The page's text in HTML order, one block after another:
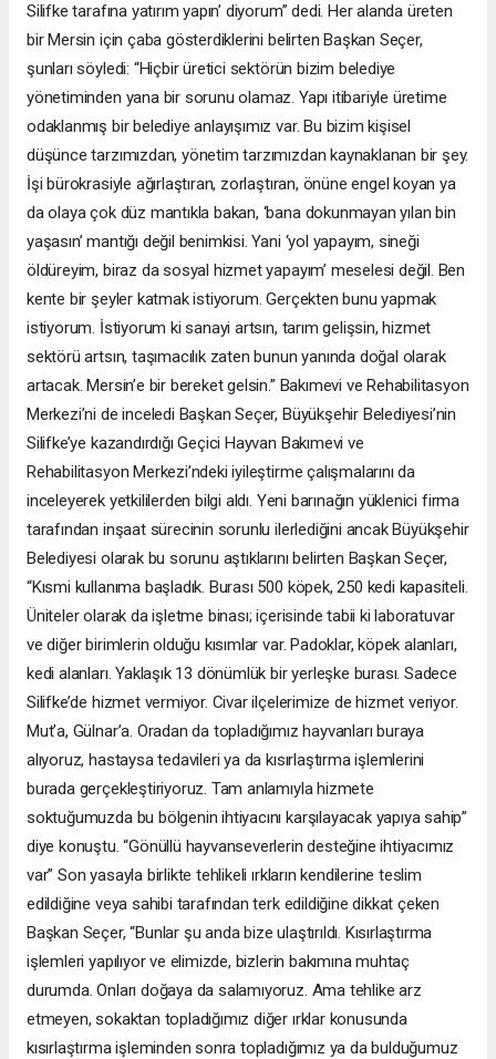
Silifke tarafına yatırım yapın’ diyorum” dedi. Her alanda üreten
bir Mersin için çaba gösterdiklerini belirten Başkan Seçer,
şunları söyledi: “Hiçbir üretici sektörün bizim belediye
yönetiminden yana bir sorunu olamaz. Yapı itibariyle üretime
odaklanmış bir belediye anlayışımız var. Bu bizim kişisel
düşünce tarzımızdan, yönetim tarzımızdan kaynaklanan bir şey.
İşi bürokrasiyle ağırlaştıran, zorlaştıran, önüne engel koyan ya
da olaya çok düz mantıkla bakan, ‘bana dokunmayan yılan bin
yaşasın’ mantığı değil benimkisi. Yani ‘yol yapayım, sineği
öldüreyim, biraz da sosyal hizmet yapayım’ meselesi değil. Ben
kente bir şeyler katmak istiyorum. Gerçekten bunu yapmak
istiyorum. İstiyorum ki sanayi artsın, tarım gelişsin, hizmet
sektörü artsın, taşımacılık zaten bunun yanında doğal olarak
artacak. Mersin’e bir bereket gelsin.” Bakımevi ve Rehabilitasyon
Merkezi’ni de inceledi Başkan Seçer, Büyükşehir Belediyesi’nin
Silifke’ye kazandırdığı Geçici Hayvan Bakımevi ve
Rehabilitasyon Merkezi’ndeki iyileştirme çalışmalarını da
inceleyerek yetkililerden bilgi aldı. Yeni barınağın yüklenici firma
tarafından inşaat sürecinin sorunlu ilerlediğini ancak Büyükşehir
Belediyesi olarak bu sorunu aştıklarını belirten Başkan Seçer,
“Kısmi kullanıma başladık. Burası 500 köpek, 250 kedi kapasiteli.
Üniteler olarak da işletme binası; içerisinde tabii ki laboratuvar
ve diğer birimlerin olduğu kısımlar var. Padoklar, köpek alanları,
kedi alanları. Yaklaşık 13 dönümlük bir yerleşke burası. Sadece
Silifke’de hizmet vermiyor. Civar ilçelerimize de hizmet veriyor.
Mut’a, Gülnar’a. Oradan da topladığımız hayvanları buraya
alıyoruz, hastaysa tedavileri ya da kısırlaştırma işlemlerini
burada gerçekleştiriyoruz. Tam anlamıyla hizmete
soktuğumuzda bu bölgenin ihtiyacını karşılayacak yapıya sahip”
diye konuştu. “Gönüllü hayvanseverlerin desteğine ihtiyacımız
var” Son yasayla birlikte tehlikeli ırkların kendilerine teslim
edildiğine veya sahibi tarafından terk edildiğine dikkat çeken
Başkan Seçer, “Bunlar şu anda bize ulaştırıldı. Kısırlaştırma
işlemleri yapılıyor ve elimizde, bizlerin bakımına muhtaç
durumda. Onları doğaya da salamıyoruz. Ama tehlike arz
etmeyen, sokaktan topladığımız diğer ırklar konusunda
kısırlaştırma işleminden sonra topladığımız ya da bulduğumuz